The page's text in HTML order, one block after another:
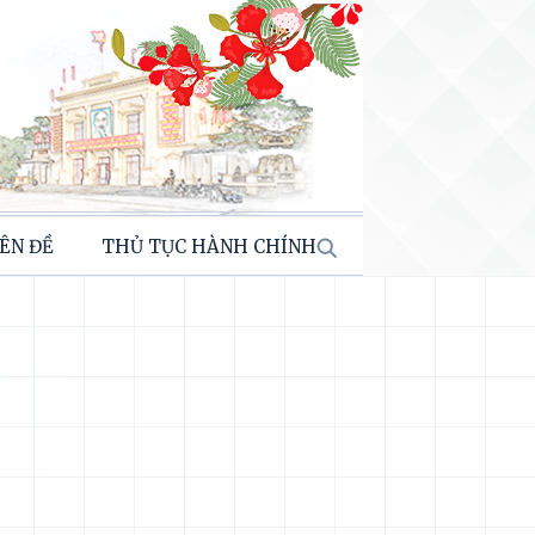
ĐỀ THỦ TỤC HÀNH CHÍNH